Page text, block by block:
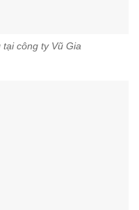
công ty Vũ Gia